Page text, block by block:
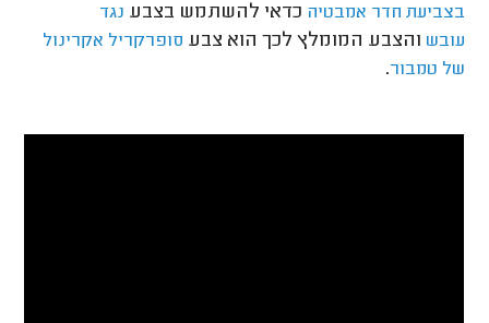
בצביעת חדר אמבטיה כדאי להשתמש בצבע נגד
עובש והצבע המומלץ לכך הוא צבע סופרקריל אקרינול
של טמבור.